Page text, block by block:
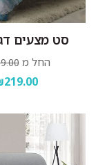
סט מצעים
החל מ